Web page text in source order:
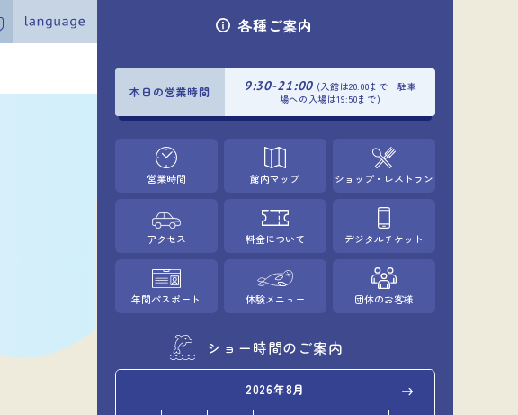
各種ご案内
本日の営業時間 9:30-21:00 (入館は20:00まで 駐車
場への入場は19:50まで)
営業時間 館内マップ ショップ・レストラン
アクセス 料金について デジタルチケット
年間パスポート 体験メニュー 団体のお客様
ショー時間のご案内
2026年8月